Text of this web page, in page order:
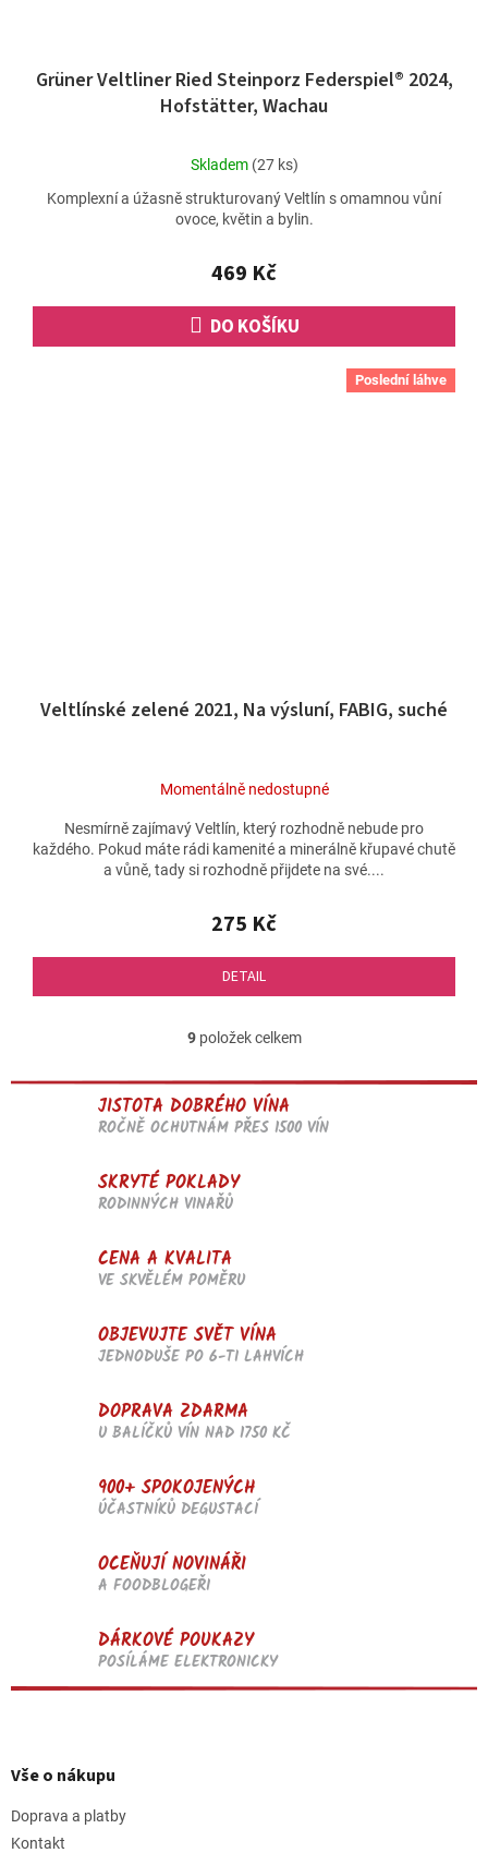
Grüner Veltliner Ried Steinporz Federspiel® 2024,
Hofstätter, Wachau
Průměrné
produktu
je
z
5
hvězdiček.
Skladem (27 ks)
469 Kč
DO KOŠÍKU
Komplexní a úžasně strukturovaný Veltlín s omamnou vůní
ovoce, květin a bylin.
Poslední láhve
Veltlínské zelené 2021, Na výsluní, FABIG, suché
Momentálně nedostupné
275 Kč
DETAIL
Nesmírně zajímavý Veltlín, který rozhodně nebude pro
každého. Pokud máte rádi kamenité a minerálně křupavé chutě
a vůně, tady si rozhodně přijdete na své....
O
l
á
d
k
ý
p
s
u
9položek celkem
JISTOTA DOBRÉHO VÍNA
ROČNĚ OCHUTNÁM PŘES 1500 VÍN
SKRYTÉ POKLADY
RODINNÝCH VINAŘŮ
CENA A KVALITA
VE SKVĚLÉM POMĚRU
OBJEVUJTE SVĚT VÍNA
JEDNODUŠE PO 6-TI LAHVÍCH
DOPRAVA ZDARMA
U BALÍČKŮ VÍN NAD 1750 KČ
900+ SPOKOJENÝCH
ÚČASTNÍKŮ DEGUSTACÍ
OCEŇUJÍ NOVINÁŘI
A FOODBLOGEŘI
DÁRKOVÉ POUKAZY
POSÍLÁME ELEKTRONICKY
pVše o nákupu
Doprava a platby
Kontakt